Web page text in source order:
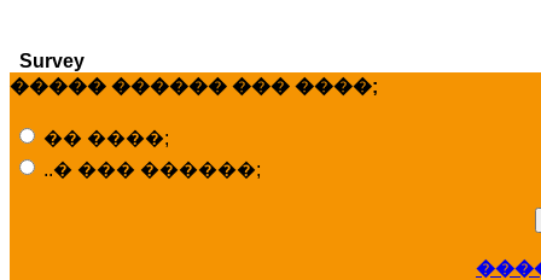
Survey
����� ������ ��� ����;
�� ����;
..� ��� ������;